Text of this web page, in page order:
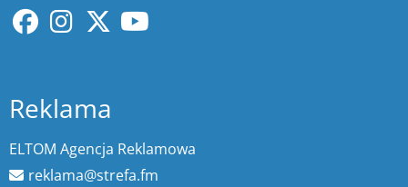
Reklama
ELTOM Agencja Reklamowa
reklama@strefa.fm